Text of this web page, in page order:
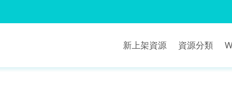
新上架資源 資源分類